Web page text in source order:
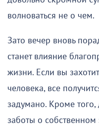
волноваться не о чем.
Зато вечер вновь
станет влияние
жизни. Если вы
человека, все
задумано. Кроме
заботы о